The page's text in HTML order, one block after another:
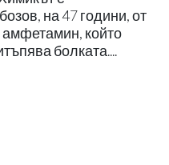
на 47 години, от
амфетамин, който
болката....